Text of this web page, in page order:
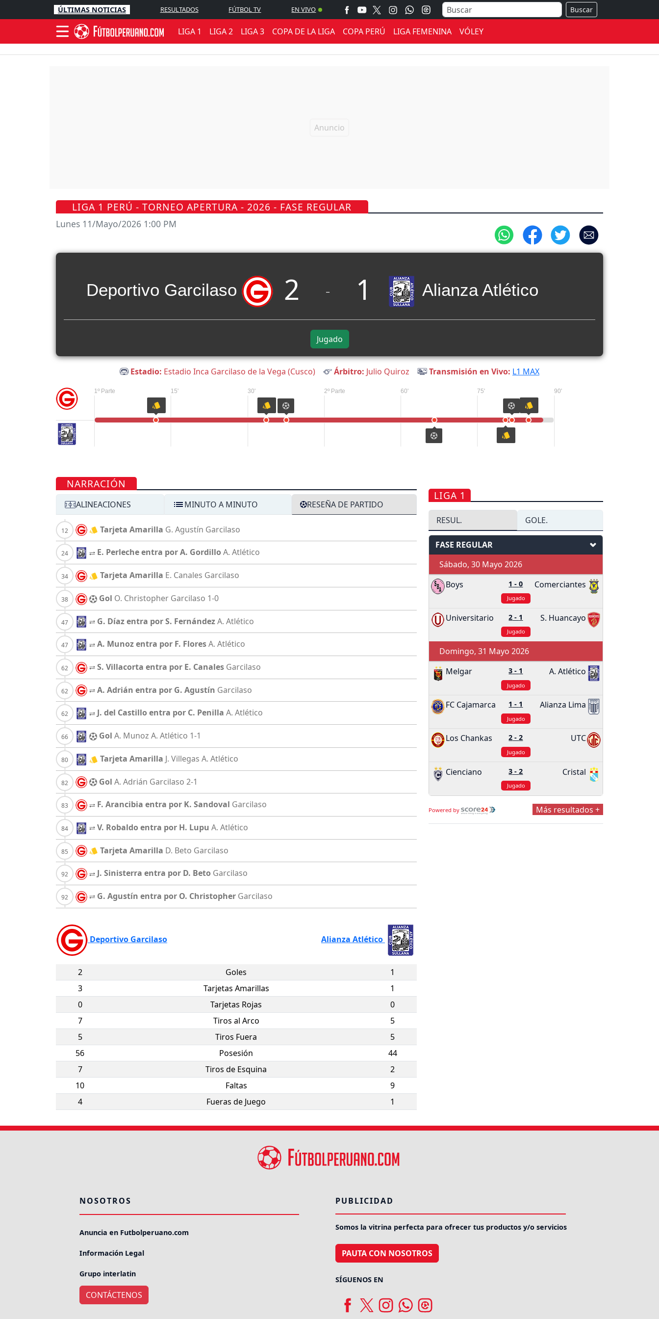
ÚLTIMAS NOTICIAS RESULTADOS FÚTBOL TV EN VIVO Buscar
LIGA 1 LIGA 2 LIGA 3 COPA DE LA LIGA COPA PERÚ LIGA FEMENINA VÓLEY
LIGA 1 PERÚ - TORNEO APERTURA - 2026 - FASE REGULAR
Lunes 11/Mayo/2026 1:00 PM
Deportivo Garcilaso 2 1 Alianza Atlético
Jugado
Estadio: Estadio Inca Garcilaso de la Vega (Cusco) Árbitro: Julio Quiroz Transmisión en Vivo: L1 MAX
1º Parte 15' 30' 2º Parte 60' 75' 90'
NARRACIÓN
ALINEACIONES MINUTO A MINUTO RESEÑA DE PARTIDO
Tarjeta Amarilla G. Agustín Garcilaso
E. Perleche entra por A. Gordillo A. Atlético
Tarjeta Amarilla E. Canales Garcilaso
Gol O. Christopher Garcilaso 1-0
G. Díaz entra por S. FernándezA. Atlético
A. Munoz entra por F. FloresA. Atlético
S. Villacorta entra por E. Canales Garcilaso
A. Adrián entra por G. Agustín Garcilaso
J. del Castillo entra por C. Penilla A. Atlético
Gol A. Munoz A. Atlético 1-1
Tarjeta Amarilla J. Villegas A. Atlético
Gol A. Adrián Garcilaso 2-1
F. Arancibia entra por K. Sandoval Garcilaso
V. Robaldo entra por H. Lupu A. Atlético
Tarjeta Amarilla D. Beto Garcilaso
J. Sinisterra entra por D. Beto Garcilaso
G. Agustín entra por O. Christopher Garcilaso
Deportivo Garcilaso Alianza Atlético
2 Goles
1
3
Tarjetas Amarillas
1
0
Tarjetas Rojas
0
7
Tiros al Arco
5
5
Tiros Fuera
5
56
Posesión
44
7
Tiros de Esquina
2
10
Faltas
9
4
Fueras de Juego 1
LIGA 1
RESUL. GOLE.
FASE REGULAR
Sábado, 30 Mayo 2026
Boys
1 -0 Comerciantes
Jugado
Universitario 2 - 1 S. Huancayo
Jugado
Domingo, 31 Mayo 2026
Melgar
3 - 1 A. Atlético
Jugado
FC Cajamarca 1 - 1 Alianza Lima
Jugado
Los Chankas 2 -2 UTC
Jugado
Cienciano 3 -2 Cristal
Jugado
Powered by Más resultados +
NOSOTROS
Anuncia en Futbolperuano.com
Información Legal
Grupo interlatin
CONTÁCTENOS
PUBLICIDAD
Somos la vitrina perfecta para ofrecer tus productos y/o servicios
PAUTA CON NOSOTROS
SÍGUENOS EN